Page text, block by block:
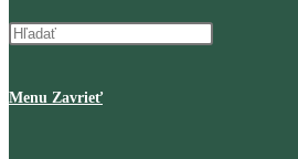
website
Menu Zavrieť